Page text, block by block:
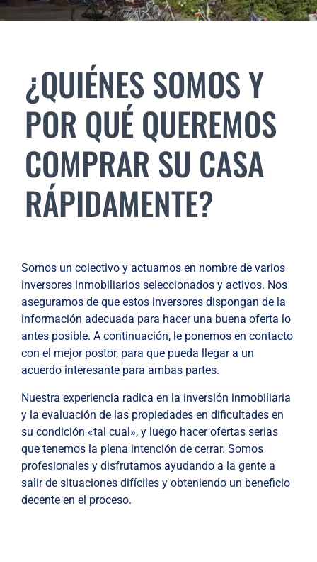
¿QUIÉNES SOMOS Y
POR QUÉ QUEREMOS
COMPRAR SU CASA
RÁPIDAMENTE?
Somos un colectivo y actuamos en nombre de varios
inversores inmobiliarios seleccionados y activos. Nos
aseguramos de que estos inversores dispongan de la
información adecuada para hacer una buena oferta lo
antes posible. A continuación, le ponemos en contacto
con el mejor postor, para que pueda llegar a un
acuerdo interesante para ambas partes.
Nuestra experiencia radica en la inversión inmobiliaria
y la evaluación de las propiedades en dificultades en
su condición «tal cual», y luego hacer ofertas serias
que tenemos la plena intención de cerrar. Somos
profesionales y disfrutamos ayudando a la gente a
salir de situaciones difíciles y obteniendo un beneficio
decente en el proceso.